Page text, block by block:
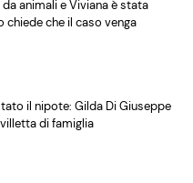
animali e Viviana è stata
chiede che il caso venga
il nipote: Gilda Di Giuseppe
di famiglia